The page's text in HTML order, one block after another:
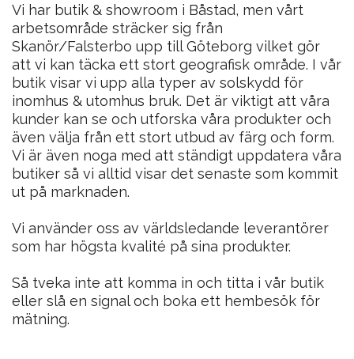
Vi har butik & showroom i Båstad, men vårt
arbetsområde sträcker sig från
Skanör/Falsterbo upp till Göteborg vilket gör
att vi kan täcka ett stort geografisk område. I vår
butik visar vi upp alla typer av solskydd för
inomhus & utomhus bruk. Det är viktigt att våra
kunder kan se och utforska våra produkter och
även välja från ett stort utbud av färg och form.
Vi är även noga med att ständigt uppdatera våra
butiker så vi alltid visar det senaste som kommit
ut på marknaden.
Vi använder oss av världsledande leverantörer
som har högsta kvalité på sina produkter.
Så tveka inte att komma in och titta i vår butik
eller slå en signal och boka ett hembesök för
mätning.